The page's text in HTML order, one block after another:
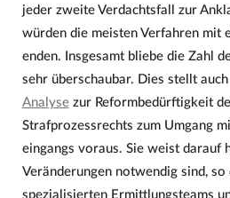
jeder zweite Verdachtsfall zur
würden die meisten Verfahren mit
enden. Insgesamt bliebe die Zahl
sehr überschaubar. Dies stellt auch
Analysezur Reformbedürftigkeit
Strafprozessrechts zum Umgang
eingangs voraus. Sie weist darauf
Veränderungen notwendig sind, so
spezialisierten Ermittlungsteams